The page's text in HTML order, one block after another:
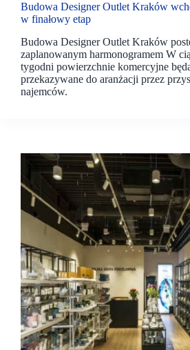
Budowa Designer Outlet Kraków
w finałowy etap
Budowa Designer Outlet Kraków
zaplanowanym harmonogramem W
tygodni powierzchnie komercyjne
przekazywane do aranżacji przez
najemców.